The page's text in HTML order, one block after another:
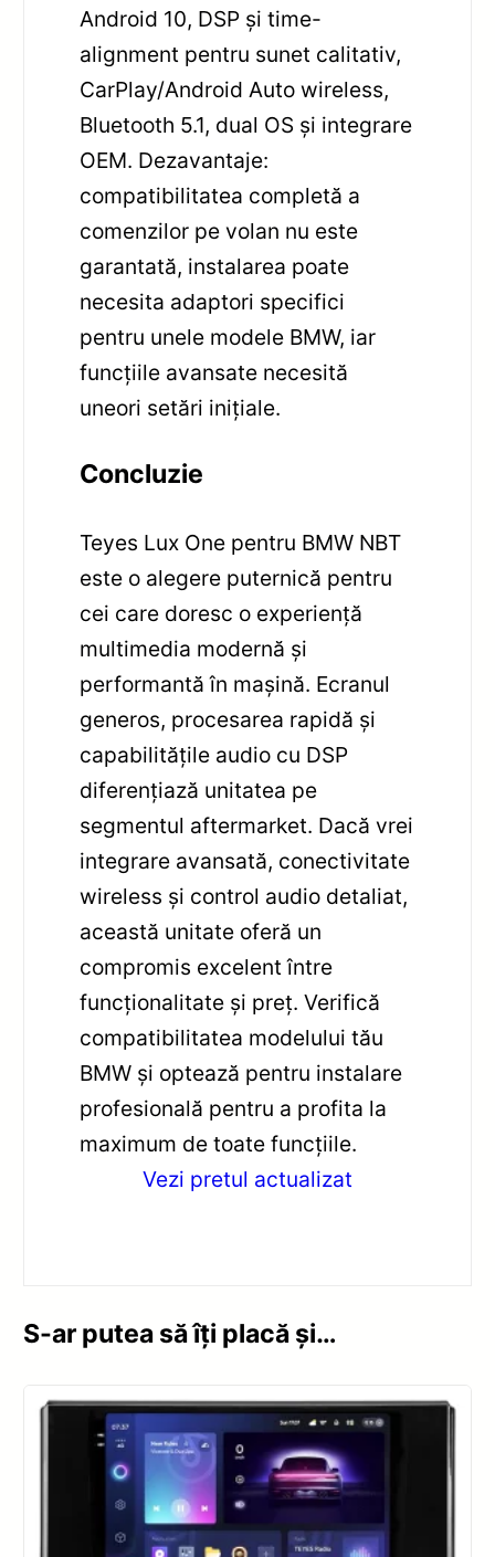
Android 10, DSP și time-
alignment pentru sunet calitativ,
CarPlay/Android Auto wireless,
Bluetooth 5.1, dual OS și integrare
OEM. Dezavantaje:
compatibilitatea completă a
comenzilor pe volan nu este
garantată, instalarea poate
necesita adaptori specifici
pentru unele modele BMW, iar
funcțiile avansate necesită
uneori setări inițiale.
Concluzie
Teyes Lux One pentru BMW NBT
este o alegere puternică pentru
cei care doresc o experiență
multimedia modernă și
performantă în mașină. Ecranul
generos, procesarea rapidă și
capabilitățile audio cu DSP
diferențiază unitatea pe
segmentul aftermarket. Dacă vrei
integrare avansată, conectivitate
wireless și control audio detaliat,
această unitate oferă un
compromis excelent între
funcționalitate și preț. Verifică
compatibilitatea modelului tău
BMW și optează pentru instalare
profesională pentru a profita la
maximum de toate funcțiile.
Vezi pretul actualizat
S-ar putea să îți placă și…